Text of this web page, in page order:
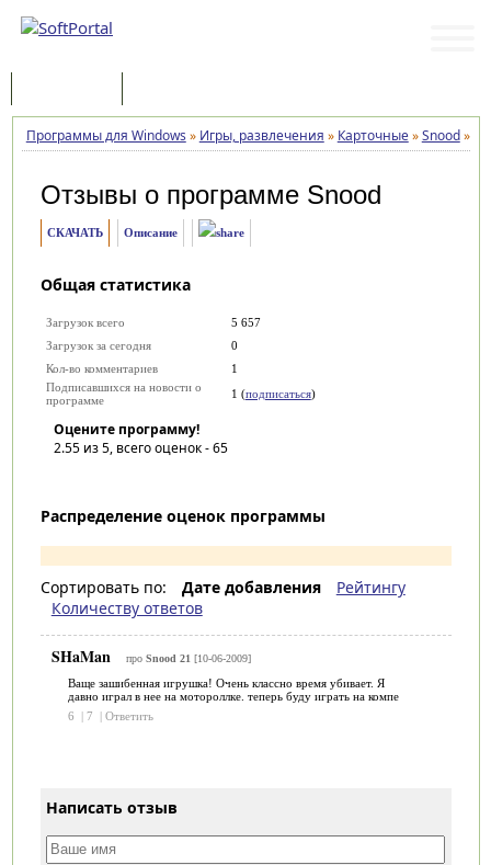
Программы для Windows » Игры, развлечения » Карточные»Snood»
Отзывы о программе Snood
СКАЧАТЬ Описание
Общая статистика
Загрузок всего
5 657
Загрузок за сегодня
0
Кол-во комментариев
1
Подписавшихся на новости о
программе
1 (подписаться)
Оцените программу!
2.55из 5, всего оценок -65
Распределение оценок программы
Сортировать по: Дате добавления
Рейтингу
Количеству ответов
SHaMan про Snood 21 [10-06-2009]
Ваще зашибенная игрушка! Очень классно время убивает. Я
давно играл в нее на мотороллке. теперь буду играть на компе
6
| 7 | Ответить
Написать отзыв